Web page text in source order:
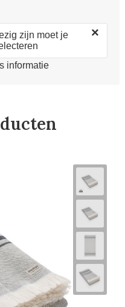
zijn moet je
×
informatie